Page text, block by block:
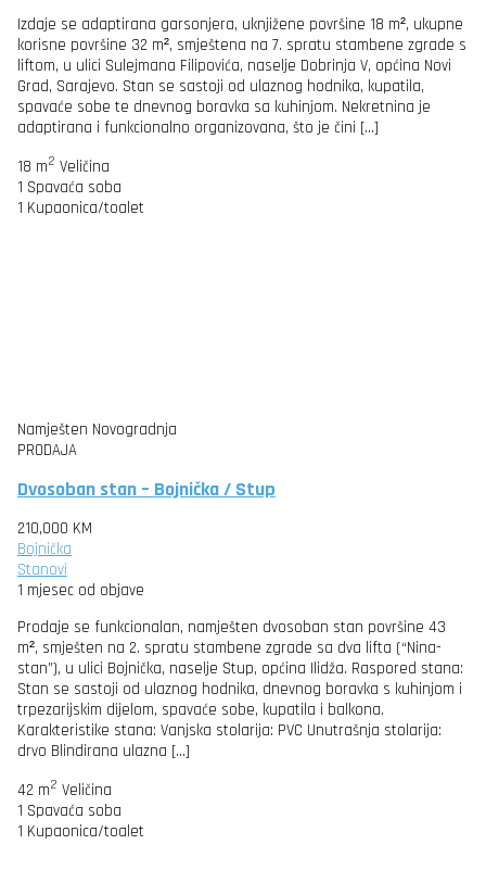
Izdaje se adaptirana garsonjera, uknjižene površine 18 m², ukupne
korisne površine 32 m², smještena na 7. spratu stambene zgrade s
liftom, u ulici Sulejmana Filipovića, naselje Dobrinja V, općina Novi
Grad, Sarajevo. Stan se sastoji od ulaznog hodnika, kupatila,
spavaće sobe te dnevnog boravka sa kuhinjom. Nekretnina je
adaptirana i funkcionalno organizovana, što je čini […]
18 m2 Veličina
1 Spavaća soba
1 Kupaonica/toalet
Namješten Novogradnja
PRODAJA
Dvosoban stan – Bojnička / Stup
210,000 KM
Bojnička
Stanovi
1 mjesec od objave
Prodaje se funkcionalan, namješten dvosoban stan površine 43
m², smješten na 2. spratu stambene zgrade sa dva lifta (“Nina-
stan”), u ulici Bojnička, naselje Stup, općina Ilidža. Raspored stana:
Stan se sastoji od ulaznog hodnika, dnevnog boravka s kuhinjom i
trpezarijskim dijelom, spavaće sobe, kupatila i balkona.
Karakteristike stana: Vanjska stolarija: PVC Unutrašnja stolarija:
drvo Blindirana ulazna […]
42 m2 Veličina
1 Spavaća soba
1 Kupaonica/toalet